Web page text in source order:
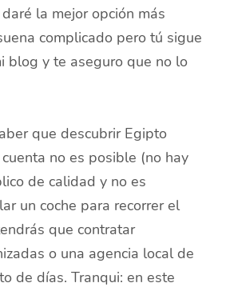
la mejor opción más
complicado pero tú sigue
blog y te aseguro que no lo
que descubrir Egipto
no es posible (no hay
de calidad y no es
un coche para recorrer el
que contratar
o una agencia local de
de días. Tranqui: en este